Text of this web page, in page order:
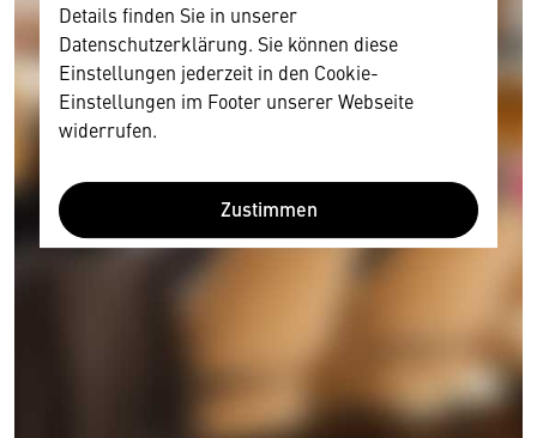
Details finden Sie in unserer
Datenschutzerklärung. Sie können diese
Einstellungen jederzeit in den Cookie-
Einstellungen im Footer unserer Webseite
widerrufen.
Zustimmen
Wir benötigen Ihre Zustimmung